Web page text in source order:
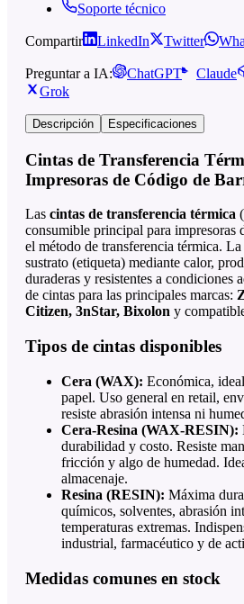
Soporte técnico
Compartir LinkedIn Twitter
Preguntar a IA: ChatGPT Claude
Grok
Descripción Especificaciones
Cintas de Transferencia
Impresoras de Código de
Las cintas de transferencia térmica
consumible principal para impresoras
el método de transferencia térmica.
sustrato (etiqueta) mediante calor,
duraderas y resistentes a condiciones
de cintas para las principales marcas:
Citizen, 3nStar, Bixolon y
Tipos de cintas disponibles
Cera (WAX): Económica,
papel. Uso general en retail,
resiste abrasión intensa ni
Cera-Resina (WAX-RESIN):
durabilidad y costo. Resiste
fricción y algo de humedad.
almacenaje.
Resina (RESIN): Máxima
químicos, solventes, abrasión
temperaturas extremas.
industrial, farmacéutico y de
Medidas comunes en stock